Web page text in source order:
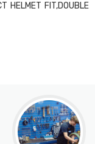
HELMET FIT,DOUBLE